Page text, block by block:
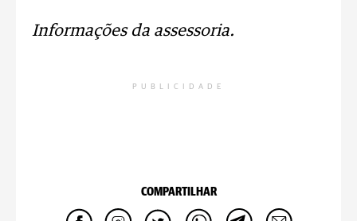
Informações da assessoria.
PUBLICIDADE
COMPARTILHAR